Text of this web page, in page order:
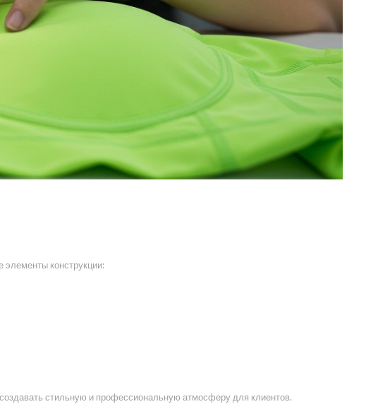
элементы конструкции:
стильную и профессиональную атмосферу для клиентов.